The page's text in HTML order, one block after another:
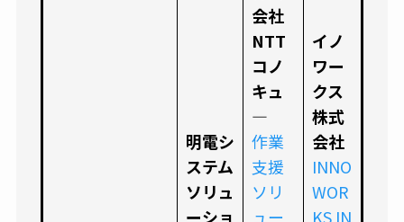
明電シ
ステム
ソリュ
ーショ
会社
NTT
コノ
キュ
―
作業
支援
ソリ
ュー
イノ
ワー
クス
株式
会社
INNO
WOR
KS IN